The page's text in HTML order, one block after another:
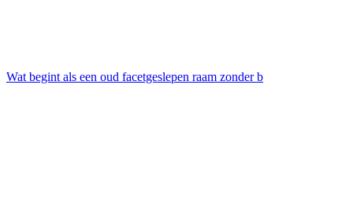
Wat begint als een oud facetgeslepen raam zonder b